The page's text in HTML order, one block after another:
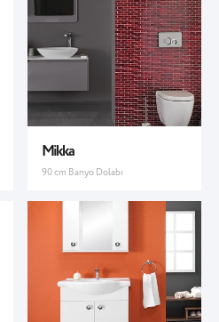
Mikka
90 cm Banyo Dolabı